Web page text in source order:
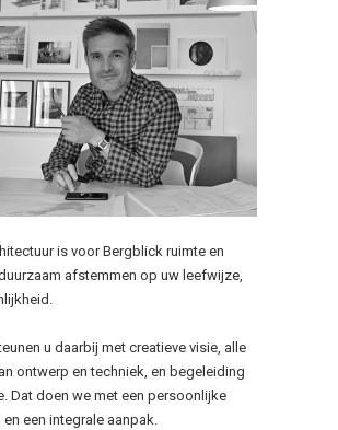
is voor Bergblick ruimte en
afstemmen op uw leefwijze,
u daarbij met creatieve visie, alle
ontwerp en techniek, en begeleiding
Dat doen we met een persoonlijke
en een integrale aanpak.